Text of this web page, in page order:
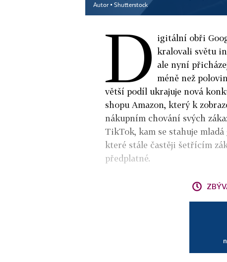
Autor ▪ Shutterstock
D igitální obři
kralovali světu
ale nyní
méně než
větší podíl ukrajuje nová
shopu Amazon, který k
nákupním chování svých
TikTok, kam se stahuje mladá
které stále častěji šetřícím
předplatné.